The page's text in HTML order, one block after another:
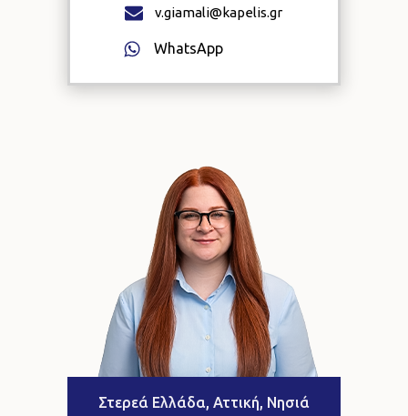
v.giamali@kapelis.gr
WhatsApp
Στερεά Ελλάδα, Αττική, Νησιά